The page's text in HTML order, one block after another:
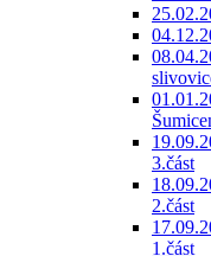
3.část
2.část
1.část